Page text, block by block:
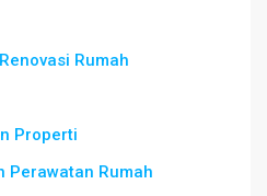
Rumah
Properti
Perawatan Rumah